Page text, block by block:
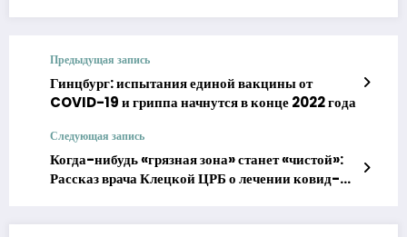
Предыдущая запись
Гинцбург: испытания единой вакцины от
COVID-19 и гриппа начнутся в конце 2022 года
Следующая запись
Когда-нибудь «грязная зона» станет «чистой»:
Рассказ врача Клецкой ЦРБ о лечении ковид-